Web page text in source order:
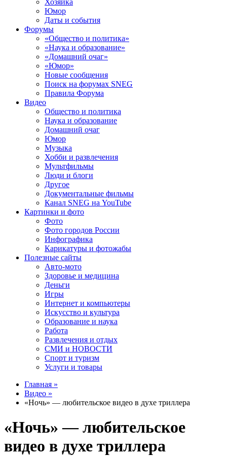
Хозяйка
Юмор
Даты и события
Форумы
«Общество и политика»
«Наука и образование»
«Домашний очаг»
«Юмор»
Новые сообщения
Поиск на форумах SNEG
Правила Форума
Видео
Общество и политика
Наука и образование
Домашний очаг
Юмор
Музыка
Хобби и развлечения
Мультфильмы
Люди и блоги
Другое
Документальные фильмы
Канал SNEG на YouTube
Картинки и фото
Фото
Фото городов России
Инфографика
Карикатуры и фотожабы
Полезные сайты
Авто-мото
Здоровье и медицина
Деньги
Игры
Интернет и компьютеры
Искусство и культура
Образование и наука
Работа
Развлечения и отдых
СМИ и НОВОСТИ
Спорт и туризм
Услуги и товары
Главная »
Видео »
«Ночь» — любительское видео в духе триллера
«Ночь» — любительское
видео в духе триллера